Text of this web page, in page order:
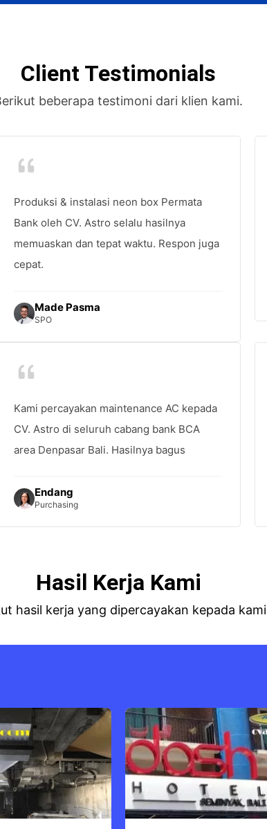
Client Testimonials
beberapa testimoni dari klien kami.
Produksi & instalasi neon box Permata
Bank oleh CV. Astro selalu hasilnya
memuaskan dan tepat waktu. Respon juga
cepat.
Made Pasma
SPO
Kami percayakan maintenance AC kepada
CV. Astro di seluruh cabang bank BCA
area Denpasar Bali. Hasilnya bagus
Endang
Purchasing
Hasil Kerja Kami
hasil kerja yang dipercayakan kepada kami